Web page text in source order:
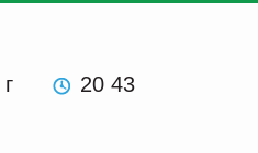
г 20 43